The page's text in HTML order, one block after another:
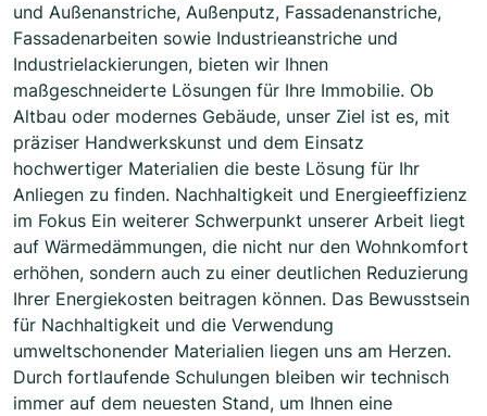
und Außenanstriche, Außenputz, Fassadenanstriche,
Fassadenarbeiten sowie Industrieanstriche und
Industrielackierungen, bieten wir Ihnen
maßgeschneiderte Lösungen für Ihre Immobilie. Ob
Altbau oder modernes Gebäude, unser Ziel ist es, mit
präziser Handwerkskunst und dem Einsatz
hochwertiger Materialien die beste Lösung für Ihr
Anliegen zu finden. Nachhaltigkeit und Energieeffizienz
im Fokus Ein weiterer Schwerpunkt unserer Arbeit liegt
auf Wärmedämmungen, die nicht nur den Wohnkomfort
erhöhen, sondern auch zu einer deutlichen Reduzierung
Ihrer Energiekosten beitragen können. Das Bewusstsein
für Nachhaltigkeit und die Verwendung
umweltschonender Materialien liegen uns am Herzen.
Durch fortlaufende Schulungen bleiben wir technisch
immer auf dem neuesten Stand, um Ihnen eine